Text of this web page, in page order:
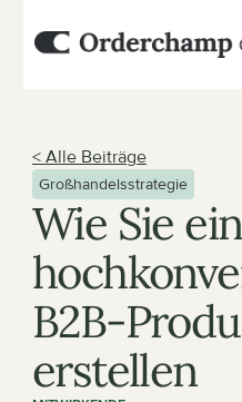
< Alle Beiträge
Großhandelsstrategie
Wie Sie
B2B-
erstellen